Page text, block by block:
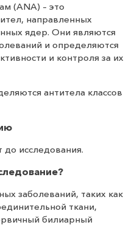
(ANA) – это
направленных
ядер. Они являются
и определяются
и контроля за их
антитела классов
до исследования.
заболеваний, таких как
ткани,
билиарный